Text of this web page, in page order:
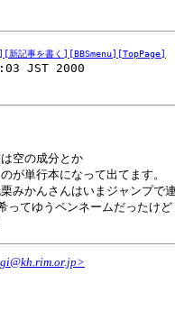
[新記事を書く] [BBSmenu] [TopPage]
JST 2000
空の成分とか
が単行本になって出てます。
みかんさんはいまジャンプで
ってゆうペンネームだったけど